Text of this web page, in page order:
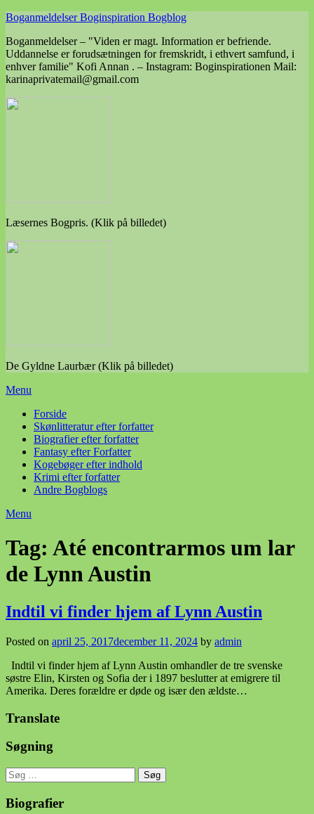
Skip
content
Boganmeldelser Boginspiration Bogblog
Boganmeldelser – "Viden er magt. Information er befriende.
Uddannelse er forudsætningen for fremskridt, i ethvert samfund, i
enhver familie" Kofi Annan . – Instagram: Boginspirationen Mail:
karinaprivatemail@gmail.com
Læsernes Bogpris. (Klik på billedet)
De Gyldne Laurbær (Klik på billedet)
Menu
Forside
Skønlitteratur efter forfatter
Biografier efter forfatter
Fantasy efter Forfatter
Kogebøger efter indhold
Krimi efter forfatter
Andre Bogblogs
Menu
Tag: Até encontrarmos um lar
de Lynn Austin
Indtil vi finder hjem af Lynn Austin
Posted on april 25, 2017december 11, 2024 by admin
Indtil vi finder hjem af Lynn Austin omhandler de tre svenske
søstre Elin, Kirsten og Sofia der i 1897 beslutter at emigrere til
Amerika. Deres forældre er døde og især den ældste…
Translate
Søgning
Søg
efter:
Biografier